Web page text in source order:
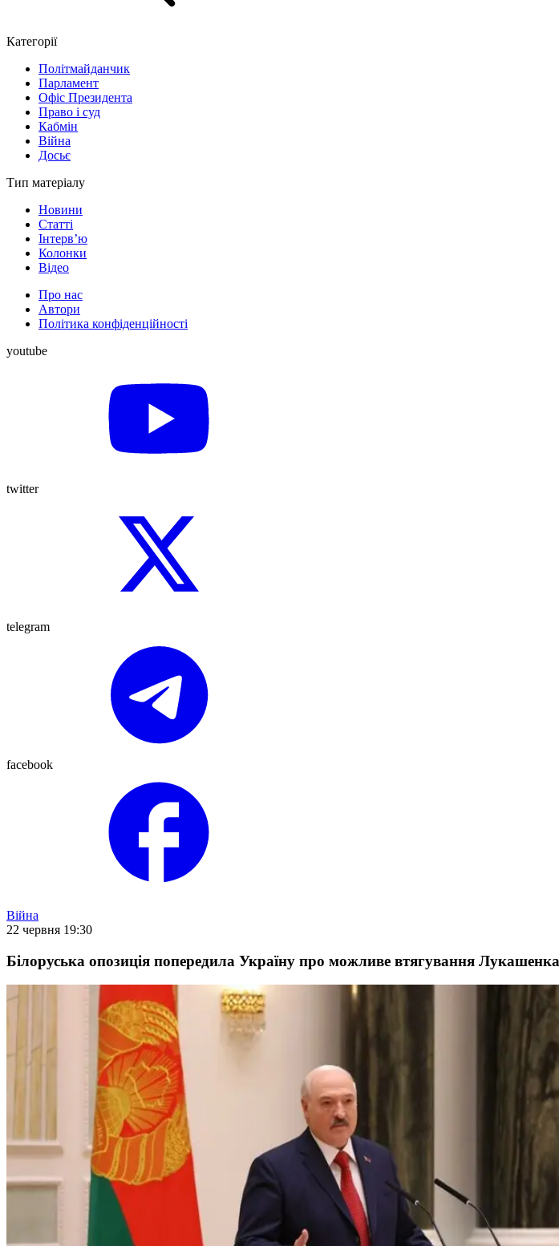
Категорії
Політмайданчик
Парламент
Офіс Президента
Право і суд
Кабмін
Війна
Досьє
Тип матеріалу
Новини
Статті
Інтерв’ю
Колонки
Відео
Про нас
Автори
Політика конфіденційності
youtube
twitter
telegram
facebook
Війна
22 червня 19:30
Білоруська опозиція попередила Україну про можливе втягування